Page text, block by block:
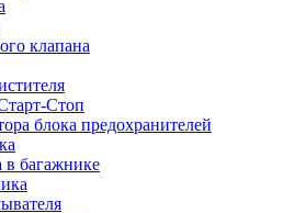
клапана
Стоп
блока предохранителей
в багажнике